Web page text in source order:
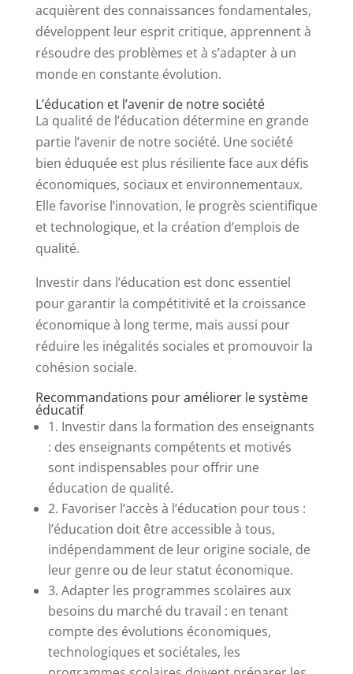
acquièrent des connaissances fondamentales,
développent leur esprit critique, apprennent à
résoudre des problèmes et à s’adapter à un
monde en constante évolution.
L’éducation et l’avenir de notre société
La qualité de l’éducation détermine en grande
partie l’avenir de notre société. Une société
bien éduquée est plus résiliente face aux défis
économiques, sociaux et environnementaux.
Elle favorise l’innovation, le progrès scientifique
et technologique, et la création d’emplois de
qualité.
Investir dans l’éducation est donc essentiel
pour garantir la compétitivité et la croissance
économique à long terme, mais aussi pour
réduire les inégalités sociales et promouvoir la
cohésion sociale.
Recommandations pour améliorer le système
éducatif
1. Investir dans la formation des enseignants
: des enseignants compétents et motivés
sont indispensables pour offrir une
éducation de qualité.
2. Favoriser l’accès à l’éducation pour tous :
l’éducation doit être accessible à tous,
indépendamment de leur origine sociale, de
leur genre ou de leur statut économique.
3. Adapter les programmes scolaires aux
besoins du marché du travail : en tenant
compte des évolutions économiques,
technologiques et sociétales, les